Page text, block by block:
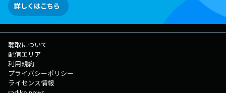
詳しくはこちら
聴取について
配信エリア
利用規約
プライバシーポリシー
ライセンス情報